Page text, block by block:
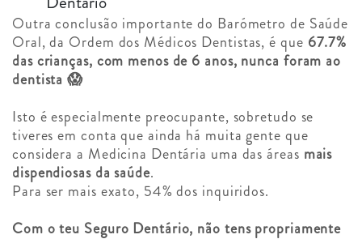
Outra conclusão importante do Barómetro de Saúde
Oral, da Ordem dos Médicos Dentistas, é que 67.7%
das crianças, com menos de 6 anos, nunca foram ao
dentista 😱
Isto é especialmente preocupante, sobretudo se
tiveres em conta que ainda há muita gente que
considera a Medicina Dentária uma das áreas mais
dispendiosas da saúde.
Para ser mais exato, 54% dos inquiridos.
Com o teu Seguro Dentário, não tens propriamente